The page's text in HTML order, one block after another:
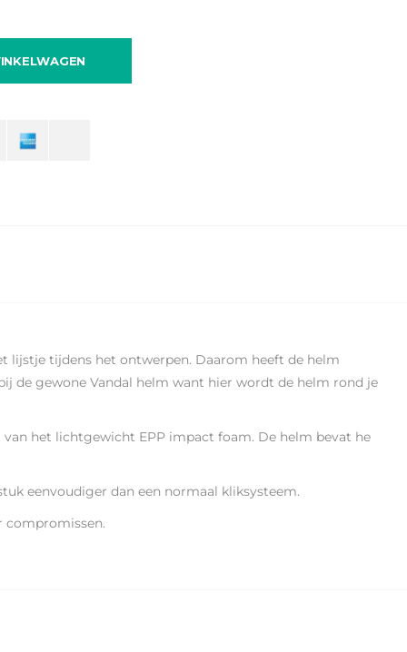
lijstje tijdens het ontwerpen. Daarom heeft de helm
de gewone Vandal helm want hier wordt de helm rond je
het lichtgewicht EPP impact foam. De helm bevat he
eenvoudiger dan een normaal kliksysteem.
compromissen.